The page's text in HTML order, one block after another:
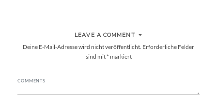
LEAVE A COMMENT
Deine E-Mail-Adresse wird nicht veröffentlicht. Erforderliche Felder
sind mit* markiert